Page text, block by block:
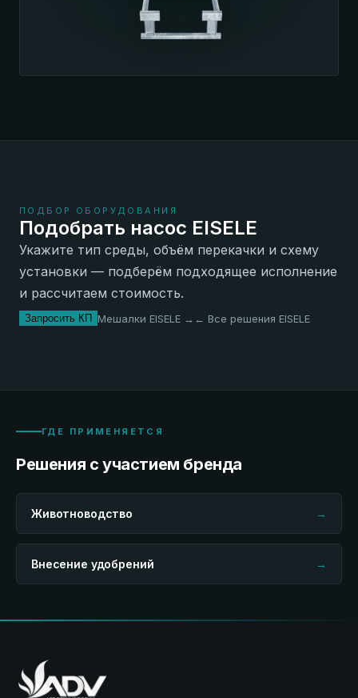
ПОДБОР ОБОРУДОВАНИЯ
Подобрать насос EISELE
Укажите тип среды, объём перекачки и схему
установки — подберём подходящее исполнение
и рассчитаем стоимость.
Запросить КП Мешалки EISELE → ← Все решения EISELE
ГДЕ ПРИМЕНЯЕТСЯ
Решения с участием бренда
Животноводство →
Внесение удобрений →